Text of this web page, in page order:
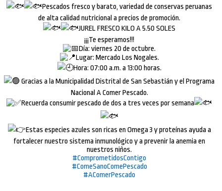
Pescados fresco y barato, variedad de conservas peruanas
de alta calidad nutricional a precios de promoción.
JUREL FRESCO KILO A 5.50 SOLES
¡¡¡Te esperamos!!!
Día: viernes 20 de octubre.
Lugar: Mercado Los Nogales.
Hora: 07:00 a.m. a 13:00 horas.
Gracias a la Municipalidad Distrital de San Sebastián y el Programa
Nacional A Comer Pescado.
Recuerda consumir pescado de dos a tres veces por semana
Estas especies azules son ricas en Omega 3 y proteínas ayuda a
fortalecer nuestro sistema inmunológico y a prevenir la anemia en
nuestros niños.
#ComprometidosContigo
#ComeSanoComePescado
#AComerPescado